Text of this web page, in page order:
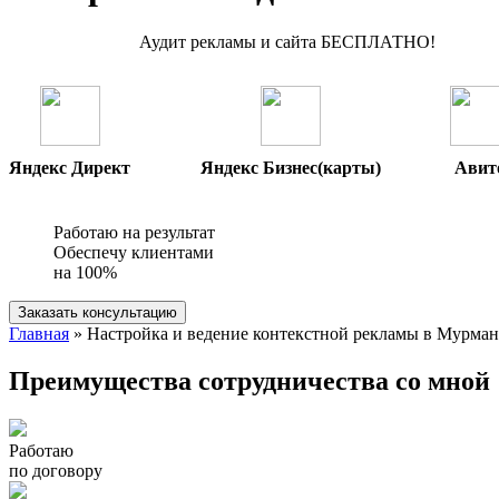
Аудит рекламы и сайта БЕСПЛАТНО!
Яндекс Директ Яндекс Бизнес(карты)
Работаю на результат
Обеспечу клиентами
на 100%
Заказать консультацию
Главная » Настройка и ведение контекстной рекламы в
Преимущества сотрудничества со мной
Работаю
по договору